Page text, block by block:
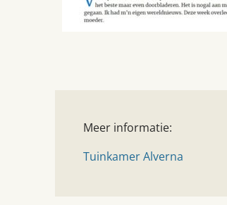
Meer informatie:
Tuinkamer Alverna